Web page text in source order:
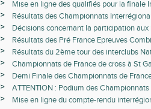
>
Mise en ligne des qualifiés pour la finale
pointes d'Or à Châteauroux
>
Résultats des Championnats
(Minimes) et Tours ( CJES)
>
Décisions concernant la participation
athlètes hors-interrégion
>
Résultats des Pré France Epreuves
>
Résultats du 2ème tour des interclubs
nationaux
>
Championnats de France de cross à St
à Chateauroux
>
Demi Finale des Championnats de
>
ATTENTION : Podium des
directement qualificatifs au
> Mise en ligne du compte-rendu